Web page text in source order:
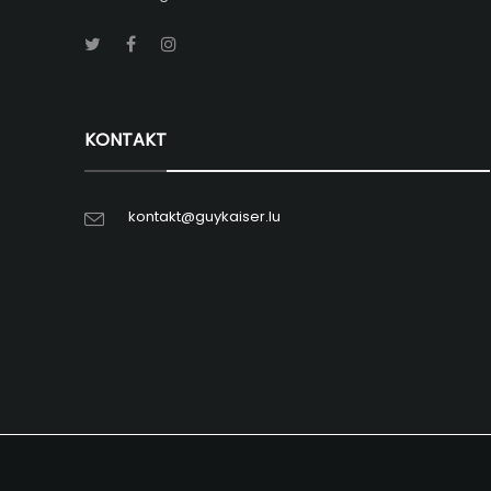
KONTAKT
kontakt@guykaiser.lu